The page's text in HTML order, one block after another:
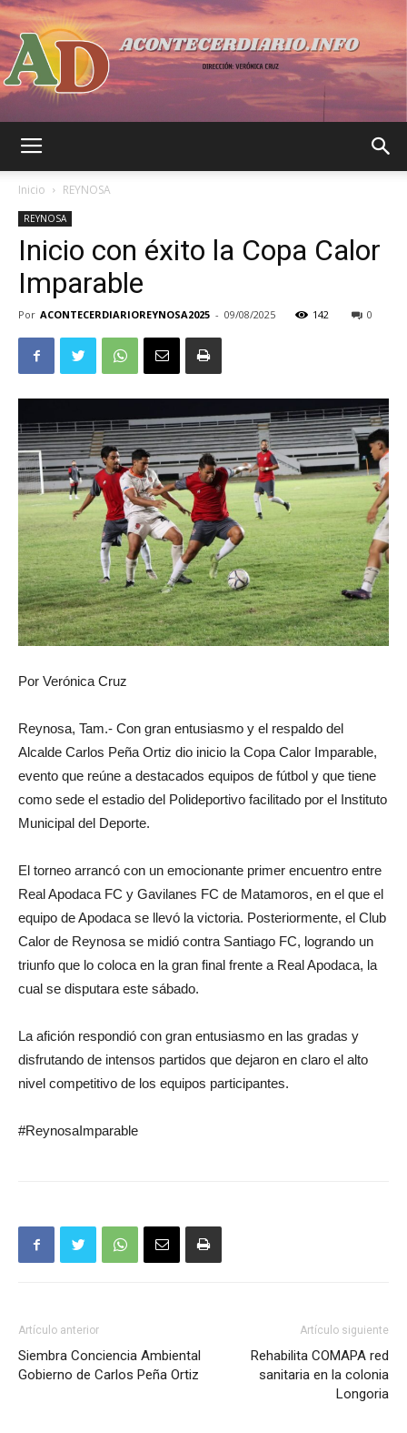
Diario
Inicio REYNOSA
REYNOSA
Inicio con éxito la Copa Calor
Imparable
Por ACONTECERDIARIOREYNOSA2025 - 09/08/2025 142 0
Por Verónica Cruz
Reynosa, Tam.- Con gran entusiasmo y el respaldo del
Alcalde Carlos Peña Ortiz dio inicio la Copa Calor Imparable,
evento que reúne a destacados equipos de fútbol y que tiene
como sede el estadio del Polideportivo facilitado por el Instituto
Municipal del Deporte.
El torneo arrancó con un emocionante primer encuentro entre
Real Apodaca FC y Gavilanes FC de Matamoros, en el que el
equipo de Apodaca se llevó la victoria. Posteriormente, el Club
Calor de Reynosa se midió contra Santiago FC, logrando un
triunfo que lo coloca en la gran final frente a Real Apodaca, la
cual se disputara este sábado.
La afición respondió con gran entusiasmo en las gradas y
disfrutando de intensos partidos que dejaron en claro el alto
nivel competitivo de los equipos participantes.
#ReynosaImparable
Artículo anterior
Siembra Conciencia Ambiental
Gobierno de Carlos Peña Ortiz
Artículo siguiente
Rehabilita COMAPA red
sanitaria en la colonia
Longoria